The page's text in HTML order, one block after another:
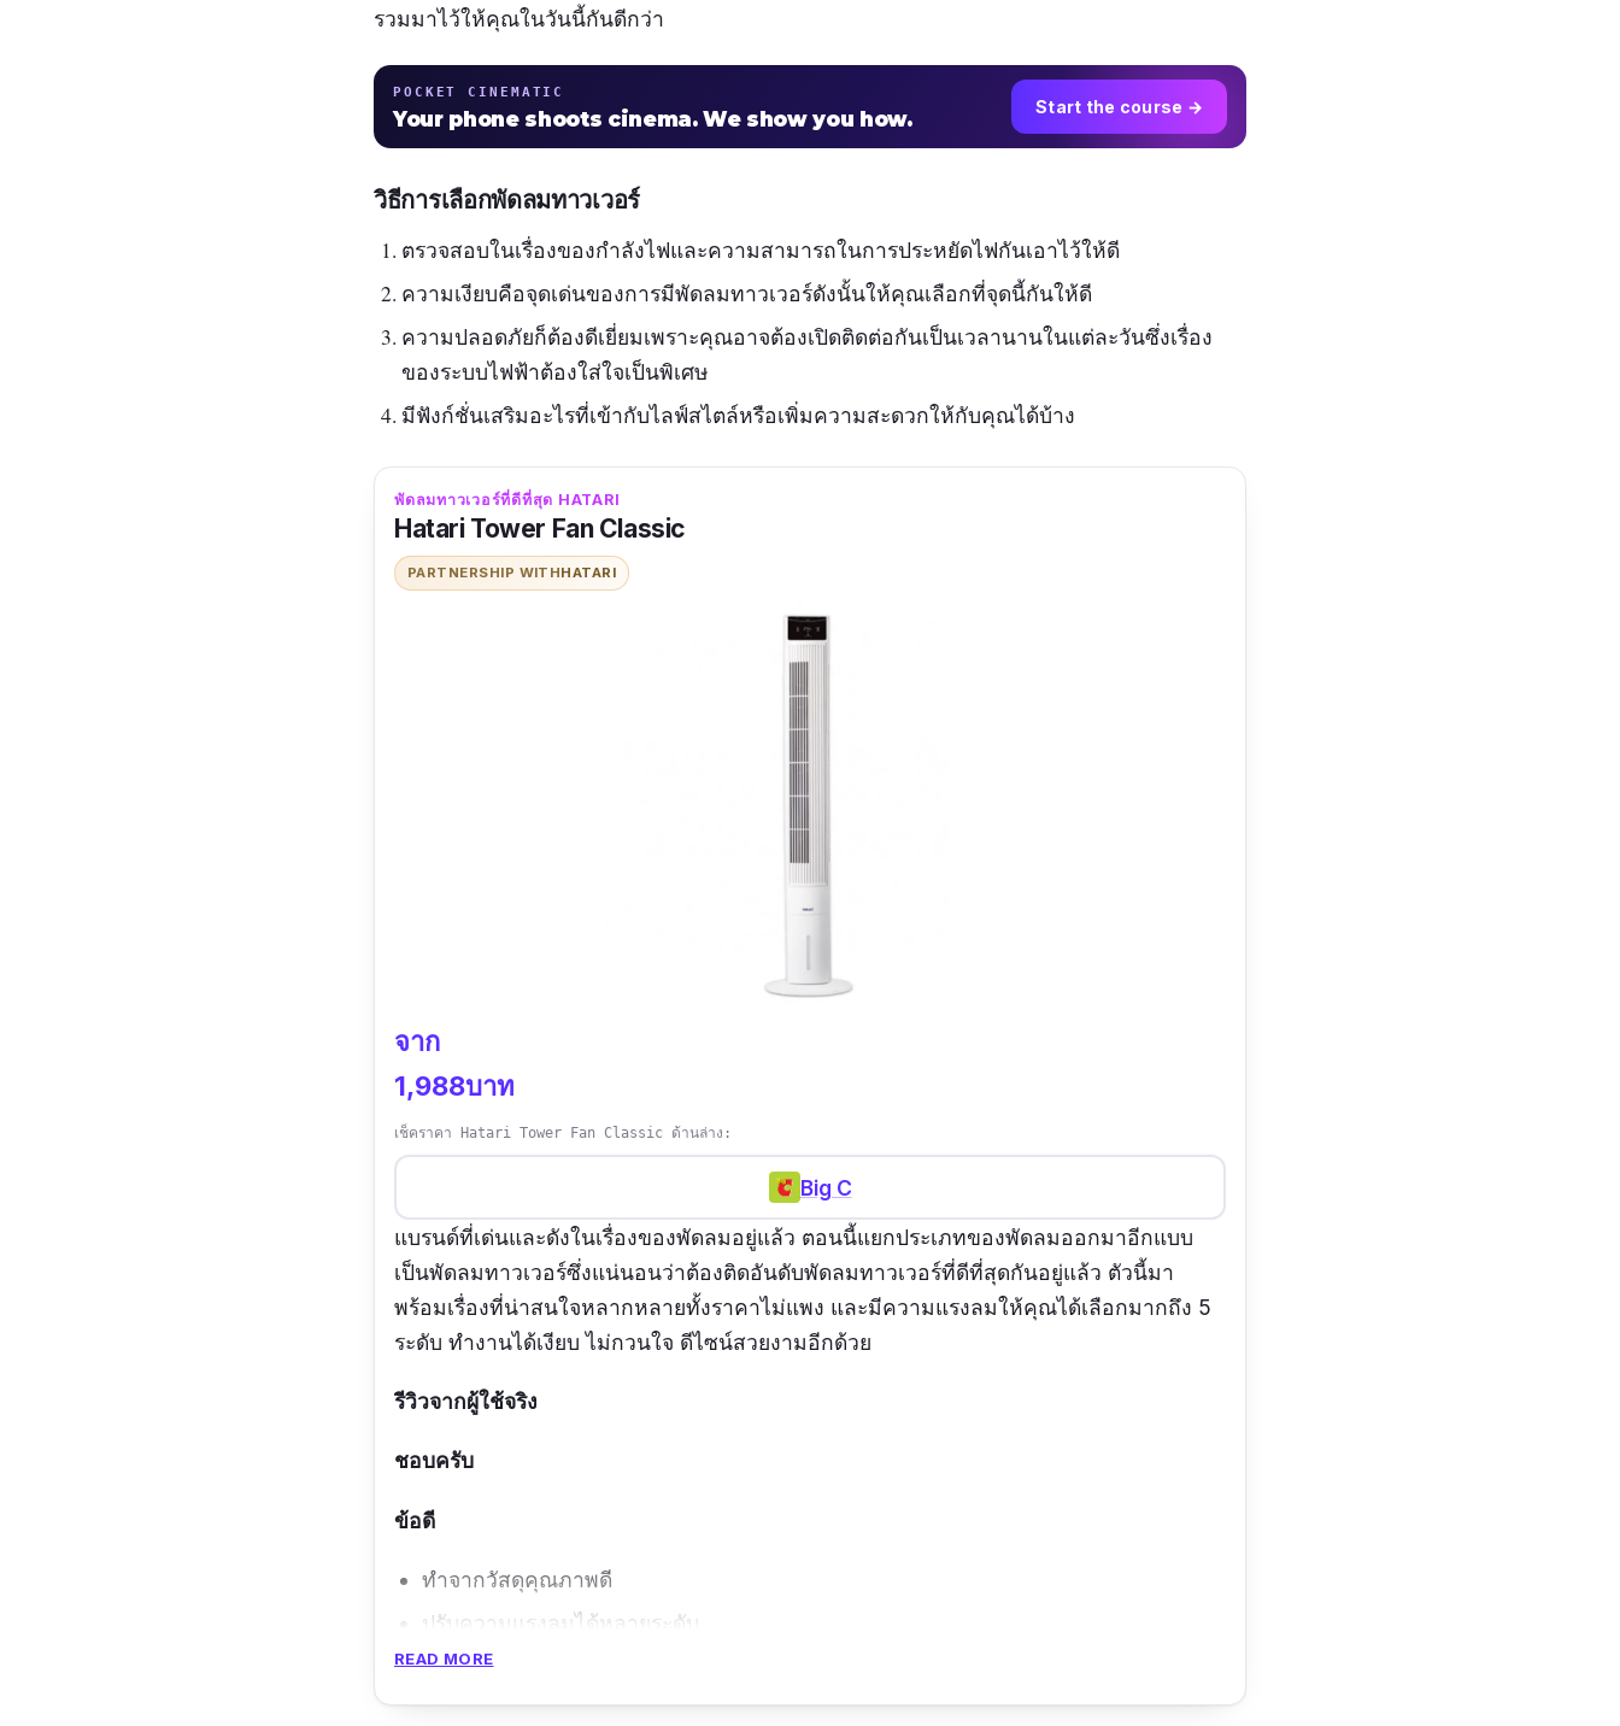
รวมมาไว้ให้คุณในวันนี้กันดีกว่า
POCKET CINEMATIC
Your phone shoots cinema. We show you how. Start the course →
วิธีการเลือกพัดลมทาวเวอร์
ตรวจสอบในเรื่องของกำลังไฟและความสามารถในการประหยัดไฟกันเอาไว้ให้ดี
ความเงียบคือจุดเด่นของการมีพัดลมทาวเวอร์ดังนั้นให้คุณเลือกที่จุดนี้กันให้ดี
ความปลอดภัยก็ต้องดีเยี่ยมเพราะคุณอาจต้องเปิดติดต่อกันเป็นเวลานานในแต่ละวันซึ่งเรื่อง
ของระบบไฟฟ้าต้องใส่ใจเป็นพิเศษ
มีฟังก์ชั่นเสริมอะไรที่เข้ากับไลฟ์สไตล์หรือเพิ่มความสะดวกให้กับคุณได้บ้าง
พัดลมทาวเวอร์ที่ดีที่สุด HATARI
Hatari Tower Fan Classic
PARTNERSHIP WITHHATARI
จาก
1,988บาท
เช็คราคา Hatari Tower Fan Classic ด้านล่าง:
Big C
แบรนด์ที่เด่นและดังในเรื่องของพัดลมอยู่แล้ว ตอนนี้แยกประเภทของพัดลมออกมาอีกแบบ
เป็นพัดลมทาวเวอร์ซึ่งแน่นอนว่าต้องติดอันดับพัดลมทาวเวอร์ที่ดีที่สุดกันอยู่แล้ว ตัวนี้มา
พร้อมเรื่องที่น่าสนใจหลากหลายทั้งราคาไม่แพง และมีความแรงลมให้คุณได้เลือกมากถึง 5
ระดับ ทำงานได้เงียบ ไม่กวนใจ ดีไซน์สวยงามอีกด้วย
รีวิวจากผู้ใช้จริง
ชอบครับ
ข้อดี
ทำจากวัสดุคุณภาพดี
ปรับความแรงลมได้หลายระดับ
ทำงานได้เงียบ
ราคาไม่แพง
READ MORE